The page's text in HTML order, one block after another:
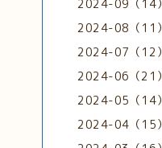
2024-09（14）
2024-08（11）
2024-07（12）
2024-06（21）
2024-05（14）
2024-04（15）